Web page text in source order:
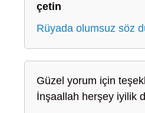
çetin
Rüyada olumsuz söz
Güzel yorum için
İnşaallah herşey iyilik